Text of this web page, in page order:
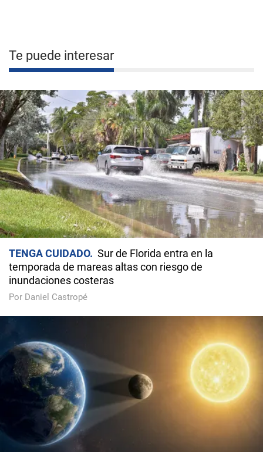
Te puede interesar
TENGA CUIDADO
Sur de Florida entra en la
temporada de mareas altas con riesgo de
inundaciones costeras
Por Daniel Castropé